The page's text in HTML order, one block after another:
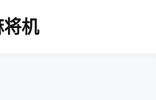
机